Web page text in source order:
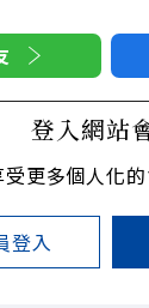
登入網站
受更多個人化
登入